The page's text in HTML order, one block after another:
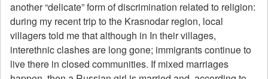
another “delicate” form of discrimination related to religion:
during my recent trip to the Krasnodar region, local
villagers told me that although in In their villages,
interethnic clashes are long gone; immigrants continue to
live there in closed communities. If mixed marriages